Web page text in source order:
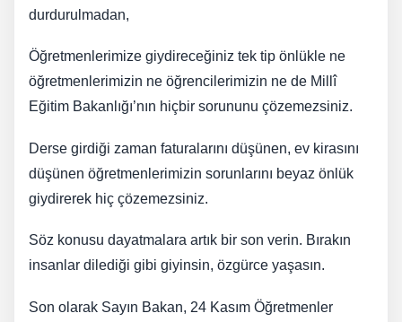
durdurulmadan,
Öğretmenlerimize giydireceğiniz tek tip önlükle ne
öğretmenlerimizin ne öğrencilerimizin ne de Millî
Eğitim Bakanlığı’nın hiçbir sorununu çözemezsiniz.
Derse girdiği zaman faturalarını düşünen, ev kirasını
düşünen öğretmenlerimizin sorunlarını beyaz önlük
giydirerek hiç çözemezsiniz.
Söz konusu dayatmalara artık bir son verin. Bırakın
insanlar dilediği gibi giyinsin, özgürce yaşasın.
Son olarak Sayın Bakan, 24 Kasım Öğretmenler